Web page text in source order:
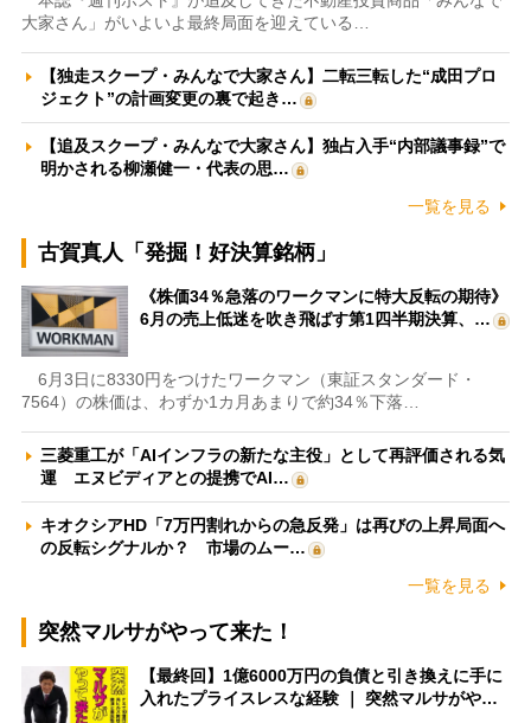
大家さん」がいよいよ最終局面を迎えている…
【独走スクープ・みんなで大家さん】二転三転した“成田プロ
ジェクト”の計画変更の裏で起き…
【追及スクープ・みんなで大家さん】独占入手“内部議事録”で
明かされる柳瀬健一・代表の思…
一覧を見る
古賀真人「発掘！好決算銘柄」
《株価34％急落のワークマンに特大反転の期待》
6月の売上低迷を吹き飛ばす第1四半期決算、…
6月3日に8330円をつけたワークマン（東証スタンダード・
7564）の株価は、わずか1カ月あまりで約34％下落…
三菱重工が「AIインフラの新たな主役」として再評価される気
運 エヌビディアとの提携でAI…
キオクシアHD「7万円割れからの急反発」は再びの上昇局面へ
の反転シグナルか？ 市場のムー…
一覧を見る
突然マルサがやって来た！
【最終回】1億6000万円の負債と引き換えに手に
入れたプライスレスな経験 ｜ 突然マルサがや…